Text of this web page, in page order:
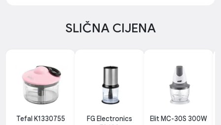
SLIČNA CIJENA
Tefal K1330755
FG Electronics
Elit MC-30S 300W